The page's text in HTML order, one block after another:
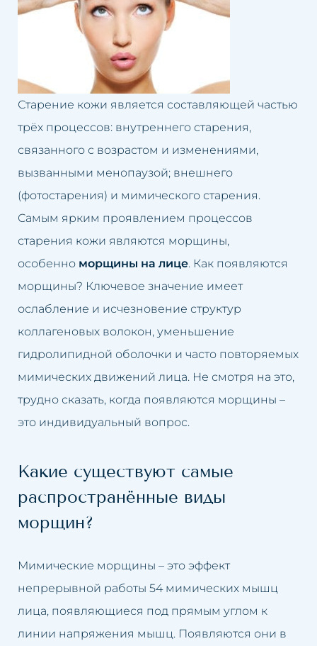
Долина слёз
Второй подбородок
Кривой нос
Люмбаго
Маленькие губы
Избыток волос
Избыток жировой ткани
Неудачный перманентный
макияж
Неудачная татуировка
Обвисшая грудь
Нависшие веки
Обвисшие щеки
Пигментные пятна после
загара
Гиперпигментация
Расширенные капилляры
Лечение облысения
Лечение гипергидроза
Лечение розацеа
Лифтинг лица
Ликвидация второго
подбородка
Лечение люмбаго
Чистка лица
Омоложение груди
Подтяжка век
Увеличение губ
Подтяжка кожи лица
Удаление рубцов
Удаление перманентного
макияжа
Удаление солнечных пятен
Удаление пигментных пятен
Старение кожи является составляющей частью
трёх процессов: внутреннего старения,
связанного с возрастом и изменениями,
вызванными менопаузой; внешнего
(фотостарения) и мимического старения.
Самым ярким проявлением процессов
старения кожи являются морщины,
особенно морщины на лице. Как появляются
морщины? Ключевое значение имеет
ослабление и исчезновение структур
коллагеновых волокон, уменьшение
гидролипидной оболочки и часто повторяемых
мимических движений лица. Не смотря на это,
трудно сказать, когда появляются морщины –
это индивидуальный вопрос.
Какие существуют самые
распространённые виды
морщин?
Мимические морщины – это эффект
непрерывной работы 54 мимических мышц
лица, появляющиеся под прямым углом к
линии напряжения мышц. Появляются они в